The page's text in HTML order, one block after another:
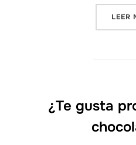
LEER
¿Te gusta